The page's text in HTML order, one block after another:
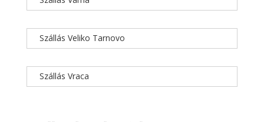
Szállás Veliko Tarnovo
Szállás Vraca